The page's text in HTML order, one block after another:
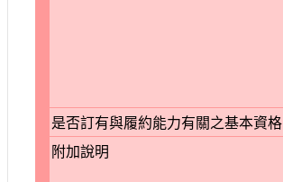
是否訂有與履約能力有關之基本資格
附加說明